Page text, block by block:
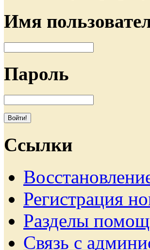
Имя
Пароль
Ссылки
Регистрация
Разделы
Связь с